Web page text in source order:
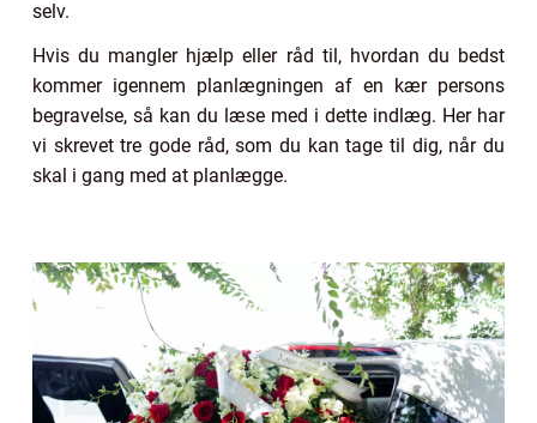
selv.
Hvis du mangler hjælp eller råd til, hvordan du bedst
kommer igennem planlægningen af en kær persons
begravelse, så kan du læse med i dette indlæg. Her har
vi skrevet tre gode råd, som du kan tage til dig, når du
skal i gang med at planlægge.